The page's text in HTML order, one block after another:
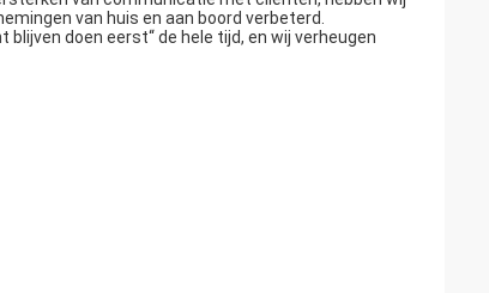
van huis en aan boord verbeterd.
doen eerst“ de hele tijd, en wij verheugen